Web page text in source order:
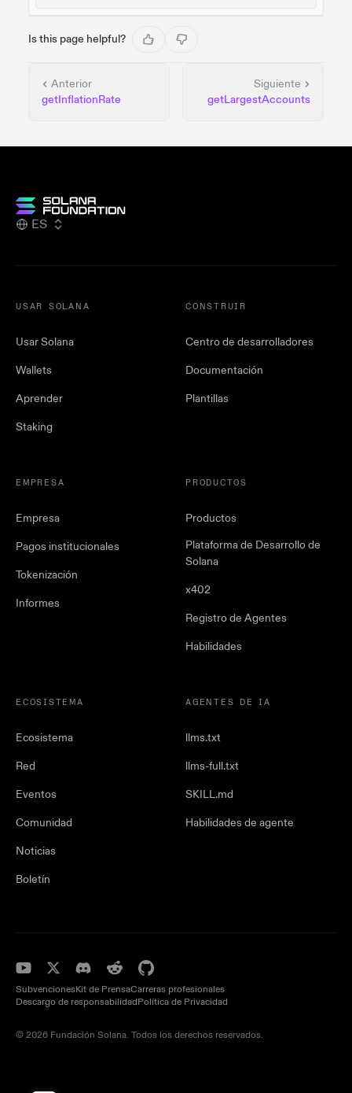
Is this page helpful?
Anterior
getInflationRate
Siguiente
getLargestAccounts
ES
USAR SOLANA
Usar Solana
Wallets
Aprender
Staking
CONSTRUIR
Centro de desarrolladores
Documentación
Plantillas
EMPRESA
Empresa
Pagos institucionales
Tokenización
Informes
PRODUCTOS
Productos
Plataforma de Desarrollo de
Solana
x402
Registro de Agentes
Habilidades
ECOSISTEMA
Ecosistema
Red
Eventos
Comunidad
Noticias
Boletín
AGENTES DE IA
llms.txt
llms-full.txt
SKILL.md
Habilidades de agente
SubvencionesKit de PrensaCarreras profesionales
Descargo de responsabilidadPolítica de Privacidad
© 2026 Fundación Solana. Todos los derechos reservados.